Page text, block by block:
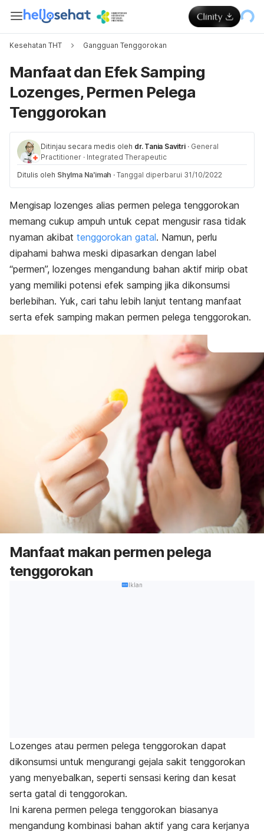
Kesehatan THT Gangguan Tenggorokan
Manfaat dan Efek Samping
Lozenges, Permen Pelega
Tenggorokan
Ditinjau secara medis oleh dr. Tania Savitri · General
Practitioner · Integrated Therapeutic
Ditulis oleh Shylma Na'imah · Tanggal diperbarui 31/10/2022
Mengisap lozenges alias permen pelega tenggorokan
memang cukup ampuh untuk cepat mengusir rasa tidak
nyaman akibat tenggorokan gatal. Namun, perlu
dipahami bahwa meski dipasarkan dengan label
“permen”, lozenges mengandung bahan aktif mirip obat
yang memiliki potensi efek samping jika dikonsumsi
berlebihan. Yuk, cari tahu lebih lanjut tentang manfaat
serta efek samping makan permen pelega tenggorokan.
Manfaat makan permen pelega
tenggorokan
Iklan
Lozenges atau permen pelega tenggorokan dapat
dikonsumsi untuk mengurangi gejala sakit tenggorokan
yang menyebalkan, seperti sensasi kering dan kesat
serta gatal di tenggorokan.
Ini karena permen pelega tenggorokan biasanya
mengandung kombinasi bahan aktif yang cara kerjanya